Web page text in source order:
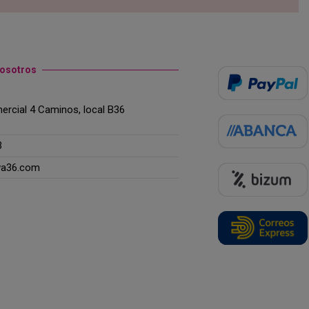
4 Caminos, local B36